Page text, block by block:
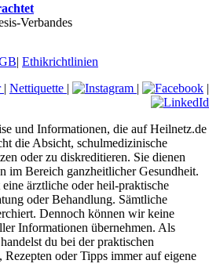
Verbandes
| Ethikrichtlinien
| Nettiquette | | |
und Informationen, die auf Heilnetz.de
die Absicht, schulmedizinische
oder zu diskreditieren. Sie dienen
im Bereich ganzheitlicher Gesundheit.
ärztliche oder heil-praktische
oder Behandlung. Sämtliche
Dennoch können wir keine
Informationen übernehmen. Als
du bei der praktischen
oder Tipps immer auf eigene